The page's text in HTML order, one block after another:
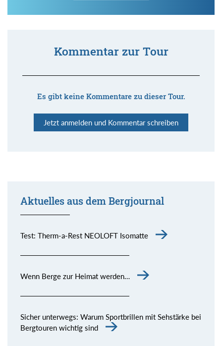
Kommentar zur Tour
Es gibt keine Kommentare zu dieser Tour.
Jetzt anmelden und Kommentar schreiben
Aktuelles aus dem Bergjournal
Test: Therm-a-Rest NEOLOFT Isomatte
Wenn Berge zur Heimat werden…
Sicher unterwegs: Warum Sportbrillen mit Sehstärke bei
Bergtouren wichtig sind